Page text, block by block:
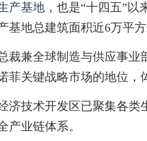
产基地 ，也是“十四五”
基地总建筑面积近6万平
兼全球制造与供应事业
菲关键战略市场的地位，
技术开发区已聚集各类
产业链体系。